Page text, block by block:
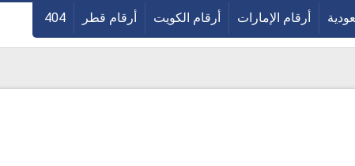
أرقام الإمارات أرقام الكويت أرقام قطر 404